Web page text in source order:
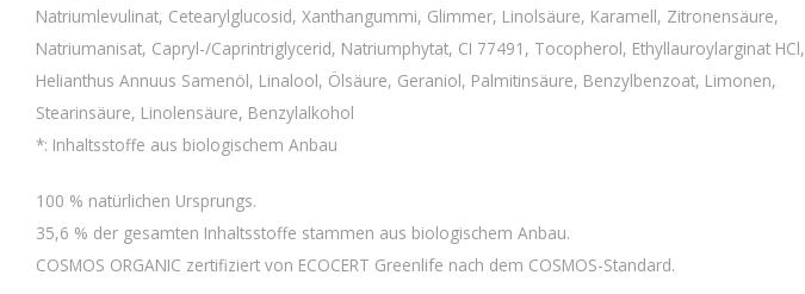
Natriumlevulinat, Cetearylglucosid, Xanthangummi, Glimmer, Linolsäure, Karamell, Zitronensäure,
Natriumanisat, Capryl-/Caprintriglycerid, Natriumphytat, CI 77491, Tocopherol, Ethyllauroylarginat HCl,
Helianthus Annuus Samenöl, Linalool, Ölsäure, Geraniol, Palmitinsäure, Benzylbenzoat, Limonen,
Stearinsäure, Linolensäure, Benzylalkohol
*: Inhaltsstoffe aus biologischem Anbau
100 % natürlichen Ursprungs.
35,6 % der gesamten Inhaltsstoffe stammen aus biologischem Anbau.
COSMOS ORGANIC zertifiziert von ECOCERT Greenlife nach dem COSMOS-Standard.